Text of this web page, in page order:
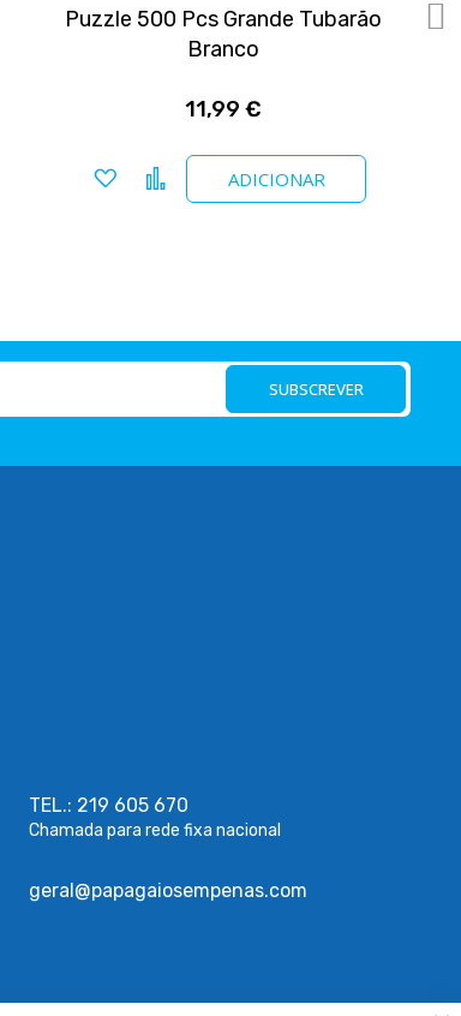
Puzzle 500 Pcs Grande Tubarão
Branco
11,99 €
ADICIONAR
Adicionar a favoritos
Comparar
SUBSCREVER
TEL.: 219 605 670
Chamada para rede fixa nacional
geral@papagaiosempenas.com